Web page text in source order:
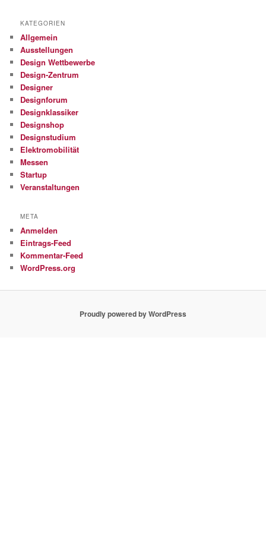
KATEGORIEN
Allgemein
Ausstellungen
Design Wettbewerbe
Design-Zentrum
Designer
Designforum
Designklassiker
Designshop
Designstudium
Elektromobilität
Messen
Startup
Veranstaltungen
META
Anmelden
Eintrags-Feed
Kommentar-Feed
WordPress.org
Proudly powered by WordPress